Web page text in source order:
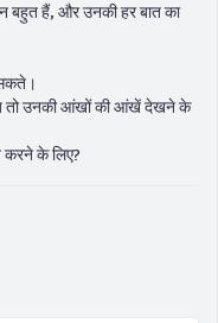
बहुत हैं, और उनकी हर बात का
सकते।
तो उनकी आंखों की आंखें देखने के
करने के लिए?